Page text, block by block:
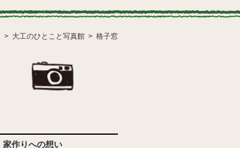
大工のひとこと写真館 格子窓
家作りへの想い